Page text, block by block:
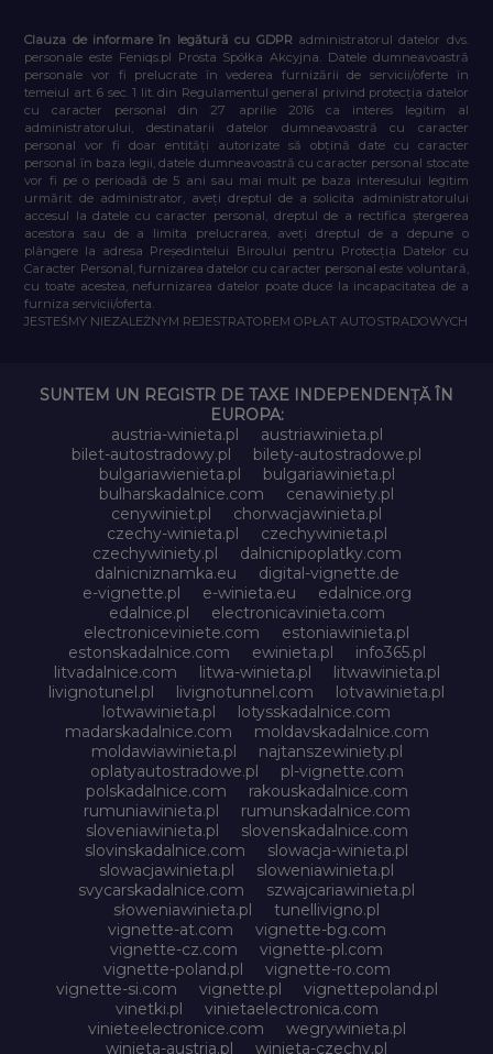
Clauza de informare în legătură cu GDPR administratorul datelor dvs.
personale este Feniqs.pl Prosta Spółka Akcyjna. Datele dumneavoastră
personale vor fi prelucrate în vederea furnizării de servicii/oferte în
temeiul art. 6 sec. 1 lit. din Regulamentul general privind protecția datelor
cu caracter personal din 27 aprilie 2016 ca interes legitim al
administratorului, destinatarii datelor dumneavoastră cu caracter
personal vor fi doar entități autorizate să obțină date cu caracter
personal în baza legii, datele dumneavoastră cu caracter personal stocate
vor fi pe o perioadă de 5 ani sau mai mult pe baza interesului legitim
urmărit de administrator, aveți dreptul de a solicita administratorului
accesul la datele cu caracter personal, dreptul de a rectifica ștergerea
acestora sau de a limita prelucrarea, aveți dreptul de a depune o
plângere la adresa Președintelui Biroului pentru Protecția Datelor cu
Caracter Personal, furnizarea datelor cu caracter personal este voluntară,
cu toate acestea, nefurnizarea datelor poate duce la incapacitatea de a
furniza servicii/oferta.
JESTEŚMY NIEZALEŻNYM REJESTRATOREM OPŁAT AUTOSTRADOWYCH
SUNTEM UN REGISTR DE TAXE INDEPENDENȚĂ ÎN
EUROPA:
austria-winieta.pl
austriawinieta.pl
bilet-autostradowy.pl
bilety-autostradowe.pl
bulgariawienieta.pl
bulgariawinieta.pl
bulharskadalnice.com
cenawiniety.pl
cenywiniet.pl
chorwacjawinieta.pl
czechy-winieta.pl
czechywinieta.pl
czechywiniety.pl
dalnicnipoplatky.com
dalnicniznamka.eu
digital-vignette.de
e-vignette.pl
e-winieta.eu
edalnice.org
edalnice.pl
electronicavinieta.com
electroniceviniete.com
estoniawinieta.pl
estonskadalnice.com
ewinieta.pl
info365.pl
litvadalnice.com
litwa-winieta.pl
litwawinieta.pl
livignotunel.pl
livignotunnel.com
lotvawinieta.pl
lotwawinieta.pl
lotysskadalnice.com
madarskadalnice.com
moldavskadalnice.com
moldawiawinieta.pl
najtanszewiniety.pl
oplatyautostradowe.pl
pl-vignette.com
polskadalnice.com
rakouskadalnice.com
rumuniawinieta.pl
rumunskadalnice.com
sloveniawinieta.pl
slovenskadalnice.com
slovinskadalnice.com
slowacja-winieta.pl
slowacjawinieta.pl
sloweniawinieta.pl
svycarskadalnice.com
szwajcariawinieta.pl
słoweniawinieta.pl
tunellivigno.pl
vignette-at.com
vignette-bg.com
vignette-cz.com
vignette-pl.com
vignette-poland.pl
vignette-ro.com
vignette-si.com
vignette.pl
vignettepoland.pl
vinetki.pl
vinietaelectronica.com
vinieteelectronice.com
wegrywinieta.pl
winieta-austria.pl
winieta-czechy.pl